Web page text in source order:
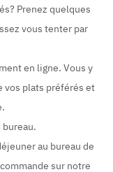
Prenez quelques
vous tenter par
en ligne. Vous y
vos plats préférés et
au bureau de
sur notre